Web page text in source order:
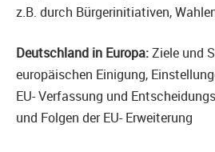
z.B. durch Bürgerinitiativen,
Deutschland in Europa:Ziele und
europäischen Einigung,
EU- Verfassung und
und Folgen der EU- Erweiterung